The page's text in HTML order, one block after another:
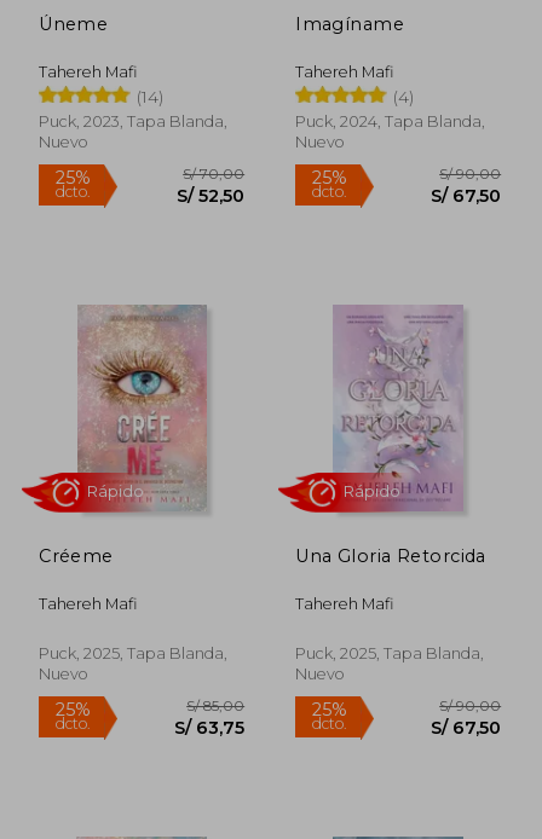
Úneme
Tahereh Mafi
(14)
Puck, 2023, Tapa Blanda,
Nuevo
25%
dcto. S/ 52,50
Imagíname
Tahereh Mafi
(4)
Puck, 2024, Tapa Blanda,
Nuevo
25%
dcto.
Créeme
Tahereh Mafi
Puck, 2025, Tapa Blanda,
Nuevo
Una Gloria Retorcida
Tahereh Mafi
Puck, 2025, Tapa Blanda,
Nuevo